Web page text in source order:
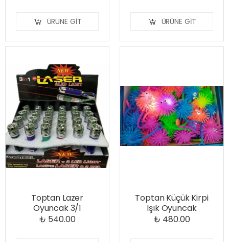
ÜRÜNE GIT ÜRÜNE GIT
Toptan Lazer
Oyuncak 3/1
₺ 540.00
Toptan Küçük Kirpi
Işık Oyuncak
₺ 480.00